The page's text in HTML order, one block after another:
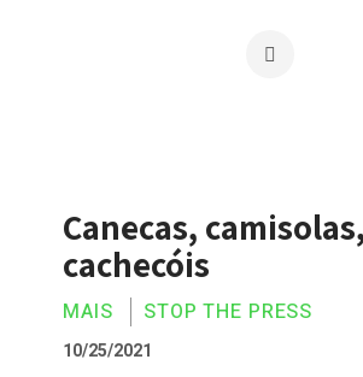
Canecas, camisolas,
cachecóis
MAIS STOP THE PRESS
10/25/2021